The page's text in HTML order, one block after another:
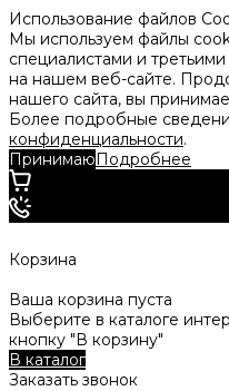
Использование файлов
Мы используем файлы
специалистами и
на нашем веб-сайте.
нашего сайта, вы
Более подробные
конфиденциальности.
ПринимаюПодробнее
Корзина
Ваша корзина пуста
Выберите в каталоге
кнопку "В корзину"
В каталог
Заказать звонок